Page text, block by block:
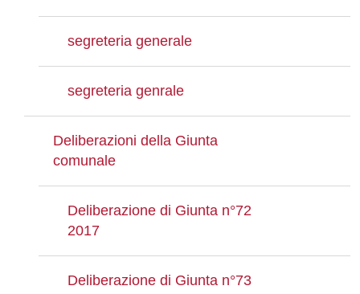
segreteria generale
segreteria genrale
Deliberazioni della Giunta
comunale
Deliberazione di Giunta n°72
2017
Deliberazione di Giunta n°73